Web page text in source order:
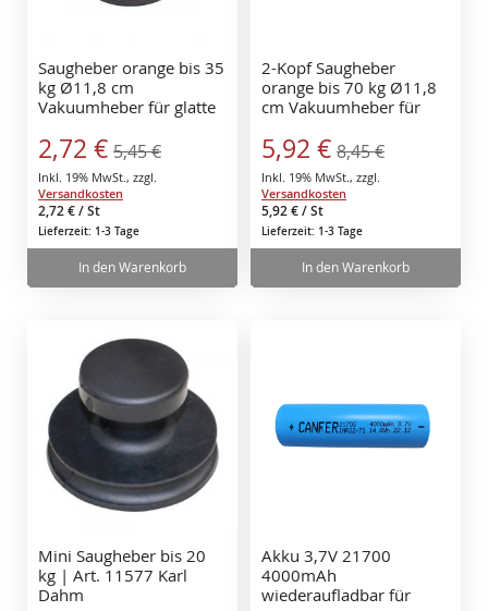
Saugheber orange bis 35
kg Ø11,8 cm
Vakuumheber für glatte
Spiegel
Sonderangebot
2,72 € 5,45 €
Inkl. 19% MwSt. , zzgl.
Versandkosten
2,72 €/ St
Lieferzeit: 1-3 Tage
In den Warenkorb
2-Kopf Saugheber
orange bis 70 kg Ø11,8
cm Vakuumheber für
Metall, Spiegel
Sonderangebot
5,92 € 8,45 €
Inkl. 19% MwSt. , zzgl.
Versandkosten
5,92 €/ St
Lieferzeit: 1-3 Tage
In den Warenkorb
Mini Saugheber bis 20
kg | Art. 11577 Karl
Dahm
Akku 3,7V 21700
4000mAh
wiederaufladbar für